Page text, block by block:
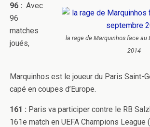
la rage de Marquinhos face au
2014
96 : Avec
96
matches
joués,
Marquinhos est le joueur du Paris Saint-
capé en coupes d’Europe.
161 : Paris va participer contre le RB
161e match en UEFA Champions League